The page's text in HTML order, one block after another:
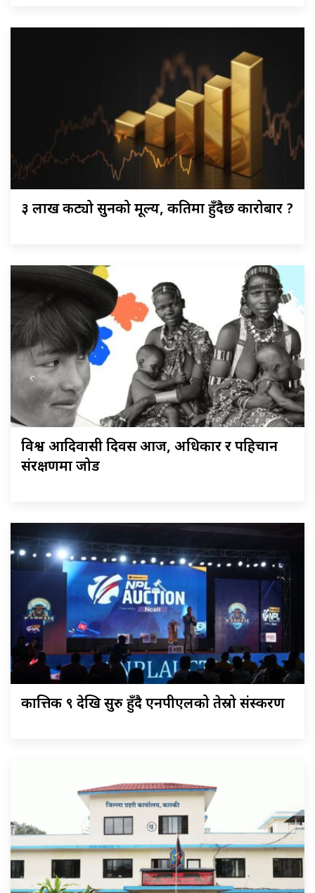
३ लाख कट्यो सुनको मूल्य, कतिमा हुँदैछ कारोबार ?
विश्व आदिवासी दिवस आज, अधिकार र पहिचान
संरक्षणमा जोड
कात्तिक ९ देखि सुरु हुँदै एनपीएलको तेस्रो संस्करण